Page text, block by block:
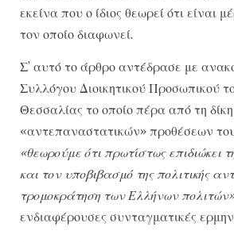
εκείνα που ο ίδιος θεωρεί ότι είναι
τον οποίο διαφωνεί.
Σ’ αυτό το άρθρο αντέδρασε με
Συλλόγου Διοικητικού Προσωπικού
Θεσσαλίας το οποίο πέρα από τη
«αντεπαναστατικών» προθέσεων
«θεωρούμε ότι πρωτίστως επιδιώκει
και τον υποβιβασμό της πολιτικής
τρομοκράτηση των Ελλήνων πολιτών»
ενδιαφέρουσες συνταγματικές